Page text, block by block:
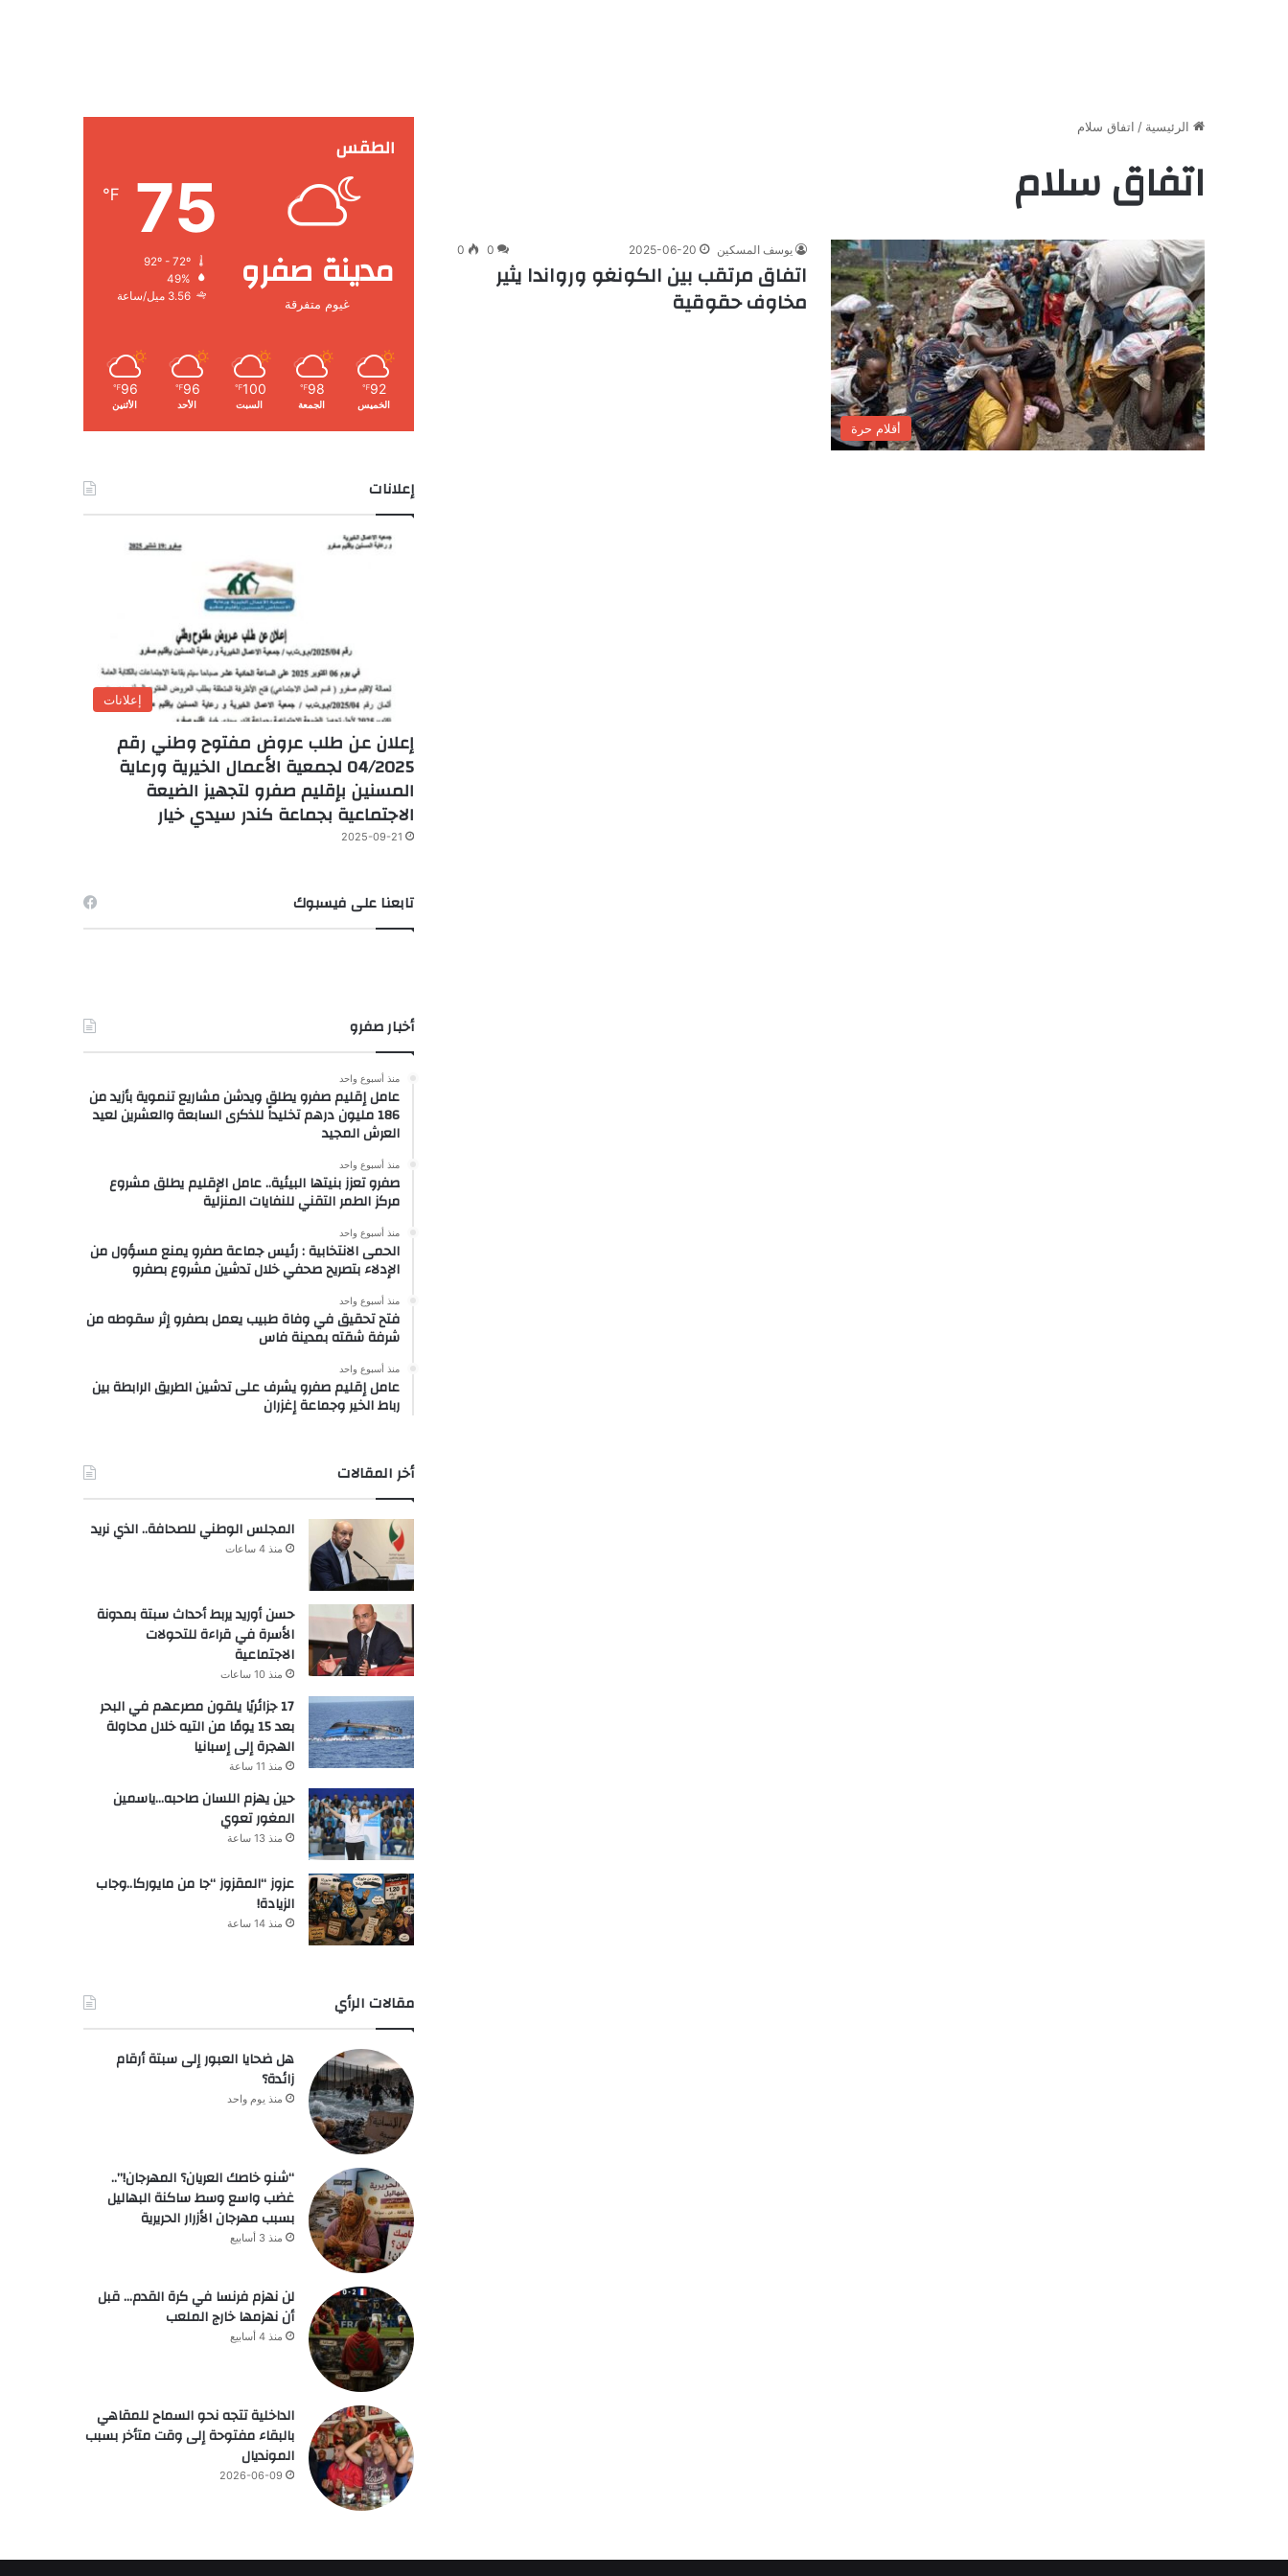
الرئيسية / اتفاق سلام
اتفاق سلام
أقلام حرة
يوسف المسكين 2025-06-20
0
0
اتفاق مرتقب بين الكونغو ورواندا يثير
مخاوف حقوقية
الطقس
مدينة صفرو
غيوم متفرقة
75
℉
49%
3.56 ميل/ساعة
92
℉
الخميس
98
℉
الجمعة
100
℉
السبت
96
℉
الأحد
96
℉
الأثنين
إعلانات
إعلانات
إعلان عن طلب عروض مفتوح وطني رقم
04/2025 لجمعية الأعمال الخيرية ورعاية
المسنين بإقليم صفرو لتجهيز الضيعة
الاجتماعية بجماعة كندر سيدي خيار
2025-09-21
تابعنا على فيسبوك
أخبار صفرو
منذ أسبوع واحد
عامل إقليم صفرو يطلق ويدشن مشاريع تنموية بأزيد من
186 مليون درهم تخليداً للذكرى السابعة والعشرين لعيد
العرش المجيد
منذ أسبوع واحد
صفرو تعزز بنيتها البيئية.. عامل الإقليم يطلق مشروع
مركز الطمر التقني للنفايات المنزلية
منذ أسبوع واحد
الحمى الانتخابية : رئيس جماعة صفرو يمنع مسؤول من
الإدلاء بتصريح صحفي خلال تدشين مشروع بصفرو
منذ أسبوع واحد
فتح تحقيق في وفاة طبيب يعمل بصفرو إثر سقوطه من
شرفة شقته بمدينة فاس
منذ أسبوع واحد
عامل إقليم صفرو يشرف على تدشين الطريق الرابطة بين
رباط الخير وجماعة إغزران
أخر المقالات
المجلس الوطني للصحافة.. الذي نريد
منذ 4 ساعات
حسن أوريد يربط أحداث سبتة بمدونة
الأسرة في قراءة للتحولات
الاجتماعية
منذ 10 ساعات
17 جزائريًا يلقون مصرعهم في البحر
بعد 15 يومًا من التيه خلال محاولة
الهجرة إلى إسبانيا
منذ 11 ساعة
حين يهزم اللسان صاحبه…ياسمين
المغور تعوي
منذ 13 ساعة
عزوز “المقزوز “جا من مايوركا..وجاب
الزيادة!
منذ 14 ساعة
مقالات الرأي
هل ضحايا العبور إلى سبتة أرقام
زائدة؟
منذ يوم واحد
“شنو خاصك العريان؟ المهرجان!”..
غضب واسع وسط ساكنة البهاليل
بسبب مهرجان الأزرار الحريرية
منذ 3 أسابيع
لن نهزم فرنسا في كرة القدم… قبل
أن نهزمها خارج الملعب
منذ 4 أسابيع
الداخلية تتجه نحو السماح للمقاهي
بالبقاء مفتوحة إلى وقت متأخر بسبب
المونديال
2026-06-09